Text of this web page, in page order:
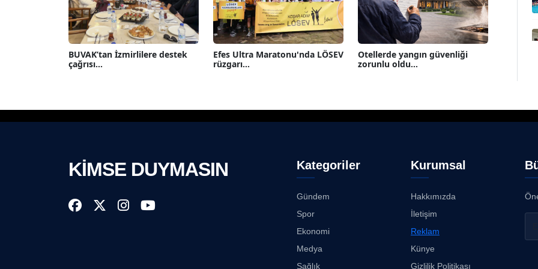
BUVAK’tan İzmirlilere destek
çağrısı...
Efes Ultra Maratonu'nda LÖSEV
rüzgarı...
Otellerde yangın güvenliği
zorunlu oldu...
KİMSE DUYMASIN Kategoriler
Gündem
Spor
Ekonomi
Medya
Sağlık
Kurumsal
Hakkımızda
İletişim
Reklam
Künye
Gizlilik Politikası